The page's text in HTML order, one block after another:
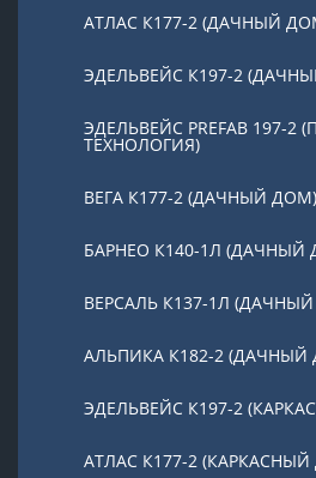
АТЛАС К177-2 (ДАЧНЫЙ
ЭДЕЛЬВЕЙС К197-2
ЭДЕЛЬВЕЙС PREFAB 197-2
ТЕХНОЛОГИЯ)
ВЕГА К177-2 (ДАЧНЫЙ ДОМ)
БАРНЕО К140-1Л (ДАЧНЫЙ
ВЕРСАЛЬ К137-1Л
АЛЬПИКА К182-2
ЭДЕЛЬВЕЙС К197-2
АТЛАС К177-2